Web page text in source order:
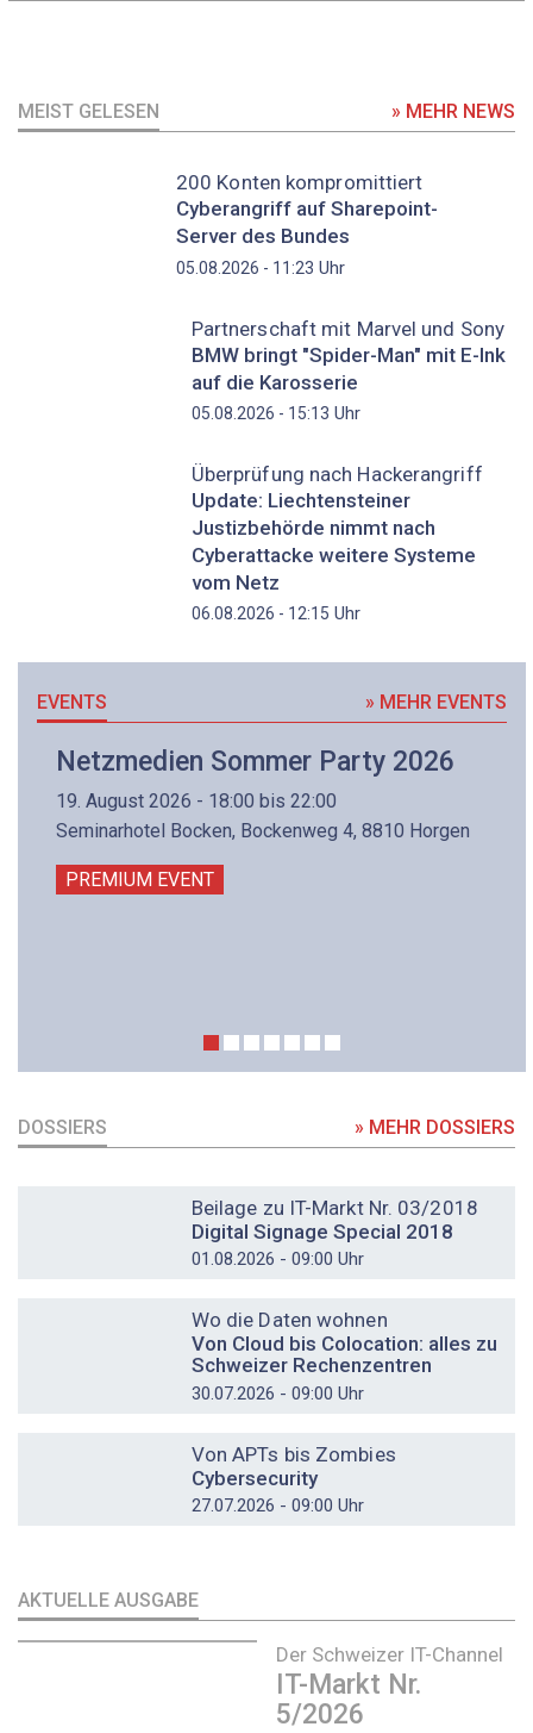
MEIST GELESEN » MEHR NEWS
200 Konten kompromittiert
Cyberangriff auf Sharepoint-
Server des Bundes
05.08.2026 - 11:23 Uhr
Partnerschaft mit Marvel und Sony
BMW bringt "Spider-Man" mit E-Ink
auf die Karosserie
05.08.2026 - 15:13 Uhr
Überprüfung nach Hackerangriff
Update: Liechtensteiner
Justizbehörde nimmt nach
Cyberattacke weitere Systeme
vom Netz
06.08.2026 - 12:15 Uhr
EVENTS » MEHR EVENTS
Netzmedien Sommer Party 2026
19. August 2026 - 18:00 bis 22:00
Seminarhotel Bocken, Bockenweg 4, 8810 Horgen
PREMIUM EVENT
DOSSIERS » MEHR DOSSIERS
Beilage zu IT-Markt Nr. 03/2018
Digital Signage Special 2018
01.08.2026 - 09:00 Uhr
Wo die Daten wohnen
Von Cloud bis Colocation: alles zu
Schweizer Rechenzentren
30.07.2026 - 09:00 Uhr
Von APTs bis Zombies
Cybersecurity
27.07.2026 - 09:00 Uhr
AKTUELLE AUSGABE
Der Schweizer IT-Channel
IT-Markt Nr.
5/2026